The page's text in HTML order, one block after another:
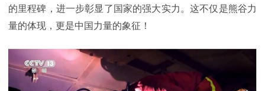
的里程碑，进一步彰显了国家的强大实力。这不仅是熊谷力
量的体现，更是中国力量的象征！